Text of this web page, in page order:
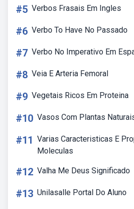
#5 Verbos Frasais Em Ingles
#6 Verbo To Have No Passado
#7 Verbo No Imperativo Em
#8 Veia E Arteria Femoral
#9 Vegetais Ricos Em Proteina
#10 Vasos Com Plantas
#11 Varias Caracteristicas E
Moleculas
#12 Valha Me Deus Significado
#13 Unilasalle Portal Do Aluno